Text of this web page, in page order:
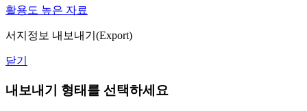
활용도 높은 자료
서지정보 내보내기(Export)
닫기
내보내기 형태를 선택하세요